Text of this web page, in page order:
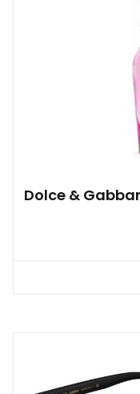
Dolce &